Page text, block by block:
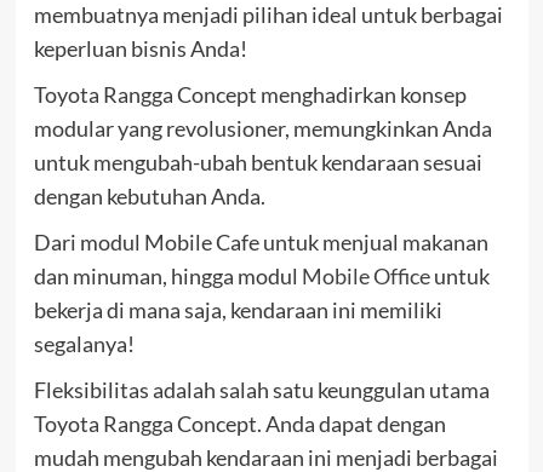
membuatnya menjadi pilihan ideal untuk berbagai
keperluan bisnis Anda!
Toyota Rangga Concept menghadirkan konsep
modular yang revolusioner, memungkinkan Anda
untuk mengubah-ubah bentuk kendaraan sesuai
dengan kebutuhan Anda.
Dari modul Mobile Cafe untuk menjual makanan
dan minuman, hingga modul Mobile Officeuntuk
bekerja di mana saja, kendaraan ini memiliki
segalanya!
Fleksibilitas adalah salah satu keunggulan utama
Toyota Rangga Concept. Anda dapat dengan
mudah mengubah kendaraan ini menjadi berbagai